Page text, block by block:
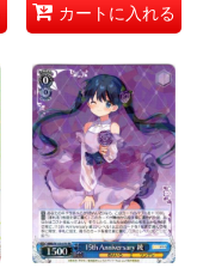
カートに入れる